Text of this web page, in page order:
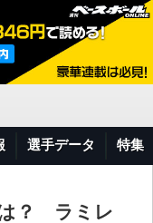
選手データ 特集
？ ラミレ